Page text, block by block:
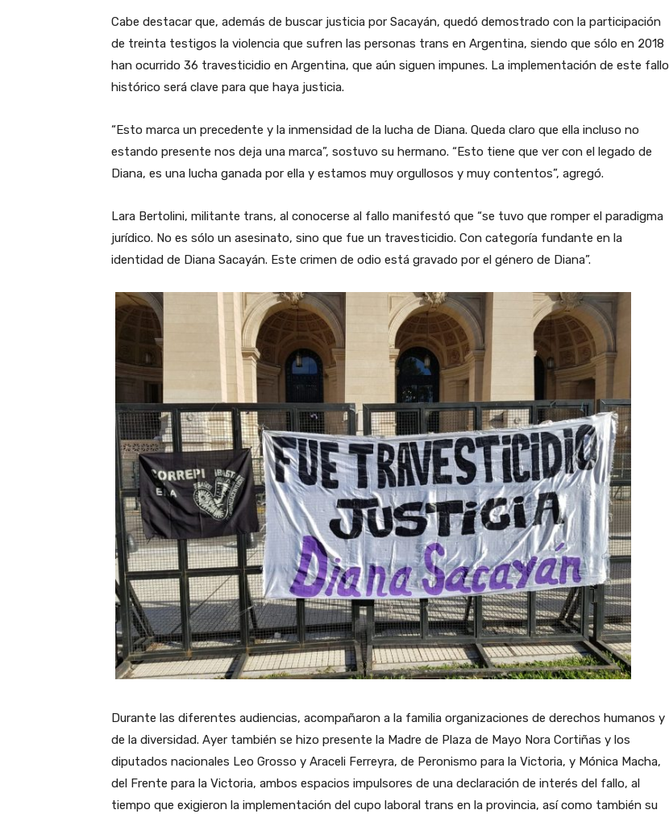
Cabe destacar que, además de buscar justicia por Sacayán, quedó demostrado con la participación
de treinta testigos la violencia que sufren las personas trans en Argentina, siendo que sólo en 2018
han ocurrido 36 travesticidio en Argentina, que aún siguen impunes. La implementación de este fallo
histórico será clave para que haya justicia.
“Esto marca un precedente y la inmensidad de la lucha de Diana. Queda claro que ella incluso no
estando presente nos deja una marca”, sostuvo su hermano. “Esto tiene que ver con el legado de
Diana, es una lucha ganada por ella y estamos muy orgullosos y muy contentos”, agregó.
Lara Bertolini, militante trans, al conocerse al fallo manifestó que “se tuvo que romper el paradigma
jurídico. No es sólo un asesinato, sino que fue un travesticidio. Con categoría fundante en la
identidad de Diana Sacayán. Este crimen de odio está gravado por el género de Diana”.
Durante las diferentes audiencias, acompañaron a la familia organizaciones de derechos humanos y
de la diversidad. Ayer también se hizo presente la Madre de Plaza de Mayo Nora Cortiñas y los
diputados nacionales Leo Grosso y Araceli Ferreyra, de Peronismo para la Victoria, y Mónica Macha,
del Frente para la Victoria, ambos espacios impulsores de una declaración de interés del fallo, al
tiempo que exigieron la implementación del cupo laboral trans en la provincia, así como también su